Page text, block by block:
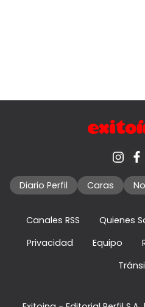
Diario Perfil Caras
Canales RSS Quienes
Privacidad
Equipo